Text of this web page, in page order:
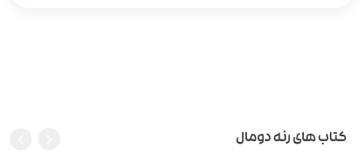
کتاب های رنه دومال